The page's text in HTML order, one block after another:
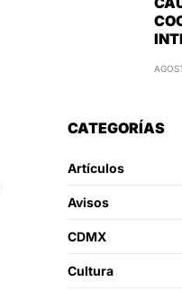
CATEGORÍAS
Artículos
Avisos
CDMX
Cultura